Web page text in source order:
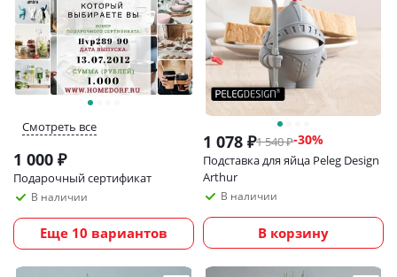
Смотреть все
1 000 ₽
Подарочный сертификат
В наличии
Еще 10 вариантов
1 078 ₽1 540₽-30%
Подставка для яйца Peleg Design
Arthur
В наличии
В корзину